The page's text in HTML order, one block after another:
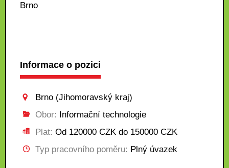
Brno
Informace o pozici
Brno (Jihomoravský kraj)
Obor: Informační technologie
Plat: Od 120000 CZK do 150000 CZK
Typ pracovního poměru: Plný úvazek